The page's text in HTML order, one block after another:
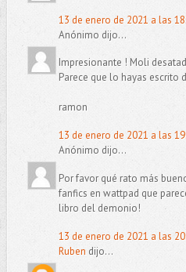
13 de enero de 2021 a las
Anónimo dijo...
Impresionante ! Moli
Parece que lo hayas escrito
ramon
13 de enero de 2021 a las
Anónimo dijo...
Por favor qué rato más
fanfics en wattpad que
libro del demonio!
13 de enero de 2021 a las
Ruben dijo...